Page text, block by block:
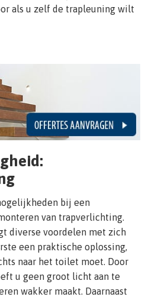
als u zelf de trapleuning wilt
bij een
van trapverlichting.
diverse voordelen met zich
een praktische oplossing,
naar het toilet moet. Door
u geen groot licht aan te
wakker maakt. Daarnaast